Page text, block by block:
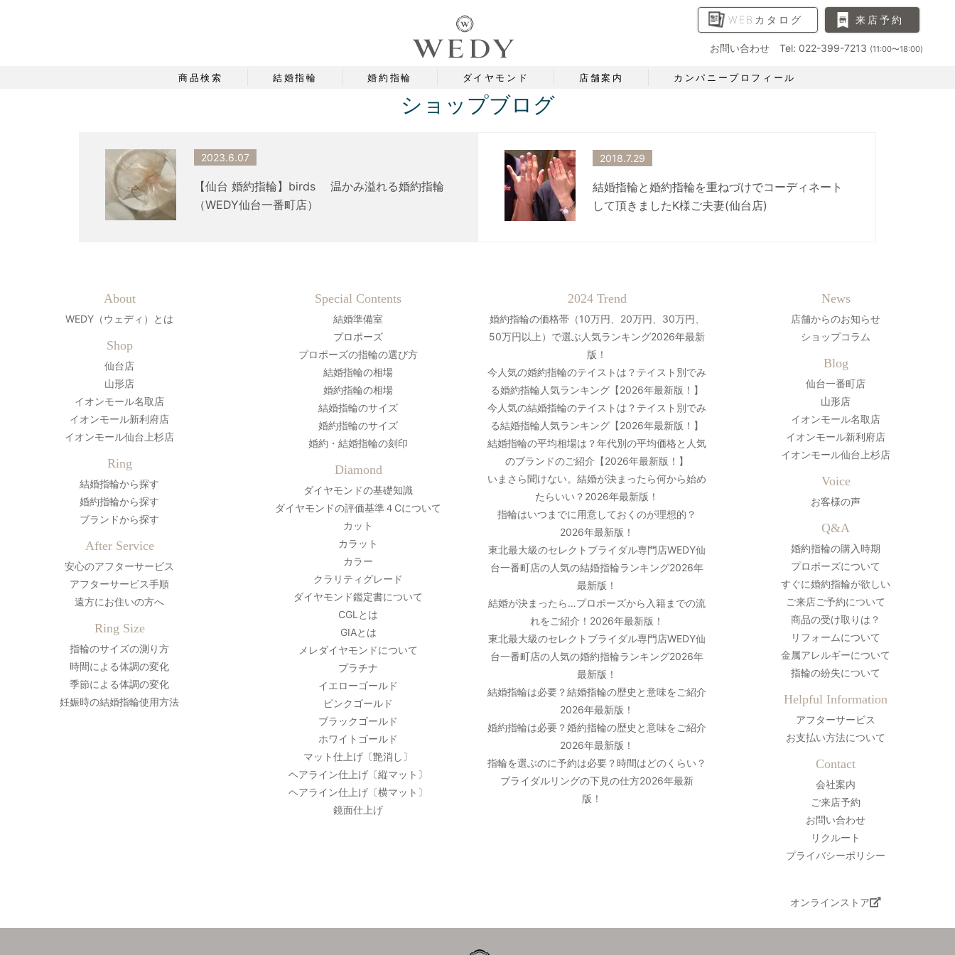
WEBカタログ 来店予約
お問い合わせ Tel: 022-399-7213 (11:00〜18:00)
商品検索 結婚指輪 婚約指輪 ダイヤモンド 店舗案内 カンパニープロフィール
ショップブログ
2023.6.07
【仙台 婚約指輪】birds 温かみ溢れる婚約指輪
（WEDY仙台一番町店）
2018.7.29
結婚指輪と婚約指輪を重ねづけでコーディネート
して頂きましたK様ご夫妻(仙台店)
About
WEDY（ウェディ）とは
Shop
仙台店
山形店
イオンモール名取店
イオンモール新利府店
イオンモール仙台上杉店
Ring
結婚指輪から探す
婚約指輪から探す
ブランドから探す
After Service
安心のアフターサービス
アフターサービス手順
遠方にお住いの方へ
Ring Size
指輪のサイズの測り方
時間による体調の変化
季節による体調の変化
妊娠時の結婚指輪使用方法
Special Contents
結婚準備室
プロポーズ
プロポーズの指輪の選び方
結婚指輪の相場
婚約指輪の相場
結婚指輪のサイズ
婚約指輪のサイズ
婚約・結婚指輪の刻印
Diamond
ダイヤモンドの基礎知識
ダイヤモンドの評価基準４Cについて
カット
カラット
カラー
クラリティグレード
ダイヤモンド鑑定書について
CGLとは
GIAとは
メレダイヤモンドについて
プラチナ
イエローゴールド
ピンクゴールド
ブラックゴールド
ホワイトゴールド
マット仕上げ〔艶消し〕
ヘアライン仕上げ〔縦マット〕
ヘアライン仕上げ〔横マット〕
鏡面仕上げ
2024 Trend
婚約指輪の価格帯（10万円、20万円、30万円、
50万円以上）で選ぶ人気ランキング2026年最新
版！
今人気の婚約指輪のテイストは？テイスト別でみ
る婚約指輪人気ランキング【2026年最新版！】
今人気の結婚指輪のテイストは？テイスト別でみ
る結婚指輪人気ランキング【2026年最新版！】
結婚指輪の平均相場は？年代別の平均価格と人気
のブランドのご紹介【2026年最新版！】
いまさら聞けない。結婚が決まったら何から始め
たらいい？2026年最新版！
指輪はいつまでに用意しておくのが理想的？
2026年最新版！
東北最大級のセレクトブライダル専門店WEDY仙
台一番町店の人気の結婚指輪ランキング2026年
最新版！
結婚が決まったら…プロポーズから入籍までの流
れをご紹介！2026年最新版！
東北最大級のセレクトブライダル専門店WEDY仙
台一番町店の人気の婚約指輪ランキング2026年
最新版！
結婚指輪は必要？結婚指輪の歴史と意味をご紹介
2026年最新版！
婚約指輪は必要？婚約指輪の歴史と意味をご紹介
2026年最新版！
指輪を選ぶのに予約は必要？時間はどのくらい？
ブライダルリングの下見の仕方2026年最新
版！
News
店舗からのお知らせ
ショップコラム
Blog
仙台一番町店
山形店
イオンモール名取店
イオンモール新利府店
イオンモール仙台上杉店
Voice
お客様の声
Q&A
婚約指輪の購入時期
プロポーズについて
すぐに婚約指輪が欲しい
ご来店ご予約について
商品の受け取りは？
リフォームについて
金属アレルギーについて
指輪の紛失について
Helpful Information
アフターサービス
お支払い方法について
Contact
会社案内
ご来店予約
お問い合わせ
リクルート
プライバシーポリシー
オンラインストア